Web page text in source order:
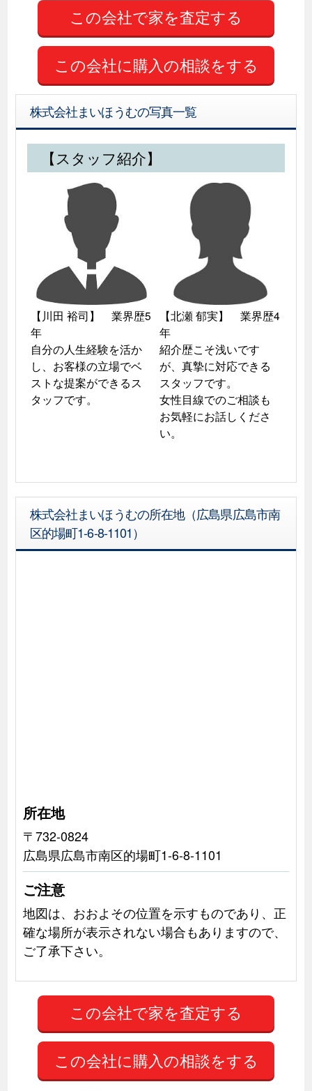
この会社に購入の相談をする
株式会社まいほうむの写真一覧
【スタッフ紹介】
【川田 裕司】　業界歴5
年
自分の人生経験を活か
し、お客様の立場でベ
ストな提案ができるス
【北瀬 郁実】　業界歴4
年
紹介歴こそ浅いです
が、真摯に対応できる
スタッフです。
女性目線でのご相談も
お気軽にお話しくださ
い。
株式会社まいほうむの所在地（広島県広島市南
区的場町1-6-8-1101）
所在地
〒732-0824
広島県広島市南区的場町1-6-8-1101
ご注意
地図は、おおよその位置を示すものであり、正
確な場所が表示されない場合もありますので、
ご了承下さい。
この会社に購入の相談をする